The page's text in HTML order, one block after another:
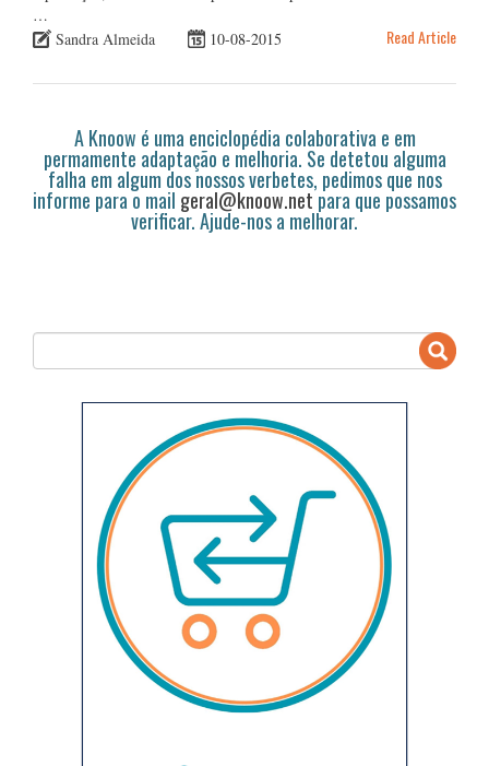
…
Sandra Almeida
10-08-2015 Read Article
A Knoow é uma enciclopédia colaborativa e em
permamente adaptação e melhoria. Se detetou alguma
falha em algum dos nossos verbetes, pedimos que nos
informe para o mail geral@knoow.netpara que possamos
verificar. Ajude-nos a melhorar.